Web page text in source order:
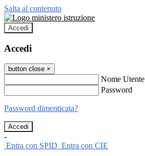
Salta al contenuto
Accedi
Accedi
button close ×
Nome Utente
Password
Password dimenticata?
-
Entra con SPID Entra con CIE